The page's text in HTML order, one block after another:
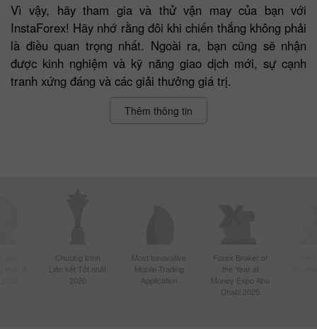
Vì vậy, hãy tham gia và thử vận may của bạn với
InstaForex! Hãy nhớ rằng đôi khi chiến thắng không phải
là điều quan trọng nhất. Ngoài ra, bạn cũng sẽ nhận
được kinh nghiệm và kỹ năng giao dịch mới, sự cạnh
tranh xứng đáng và các giải thưởng giá trị.
Thêm thông tin
Chương trình
Liên kết Tốt nhất
2020
Most Innovative
Mobile Trading
Application
Forex Broker of
the Year at
Money Expo Abu
Dhabi 2025